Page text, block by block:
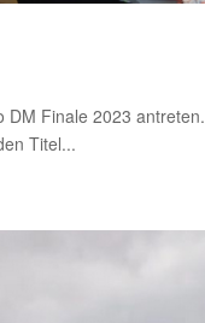
DM Finale 2023 antreten.
Titel...